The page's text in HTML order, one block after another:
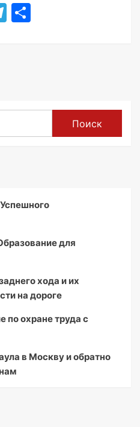
Telegram
Поиск
для
хода и их
на дороге
по охране труда с
в Москву и обратно